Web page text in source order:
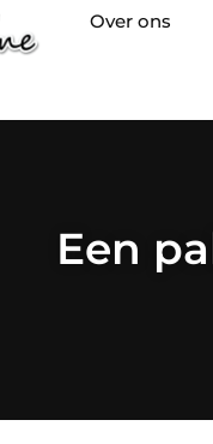
Over ons
Een